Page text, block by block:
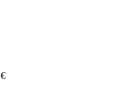
€